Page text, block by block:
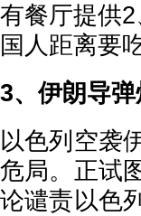
有餐厅提供
国人距离要
3、伊朗导
以色列空袭
危局。正试
论谴责以色